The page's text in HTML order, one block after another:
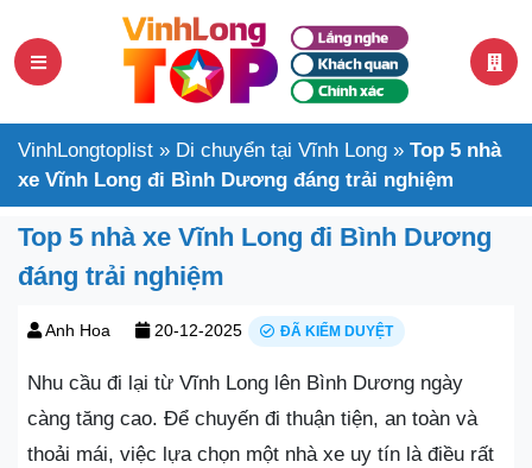
VinhLongtoplist » Di chuyển tại Vĩnh Long » Top 5 nhà
xe Vĩnh Long đi Bình Dương đáng trải nghiệm
Top 5 nhà xe Vĩnh Long đi Bình Dương
đáng trải nghiệm
Anh Hoa 20-12-2025 ĐÃ KIỂM DUYỆT
Nhu cầu đi lại từ Vĩnh Long lên Bình Dương ngày
càng tăng cao. Để chuyến đi thuận tiện, an toàn và
thoải mái, việc lựa chọn một nhà xe uy tín là điều rất